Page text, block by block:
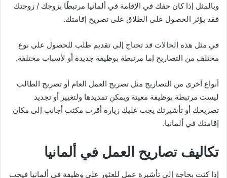
وبالمثل إذا كان حقك في الإقامة في ألمانيا مرتبطًا بزوجك / زوجتك
فقد يؤثر الحصول على الطلاق على تصريح إقامتك.
في مثل هذه الحالات قد تحتاج إلى تقديم طلب للحصول على نوع
مختلف من التصاريح إما مرتبطة بوظيفة جديدة أو لأسباب مختلفة.
أنواع أخرى من التصاريح مثل تصريح العمل العام أو تصريح الطالب
ليست مرتبطة بوظيفة معينة ويمكن تمديدها ولتغيير أو تجديد
تصريحك أو تأشيرتك يجب عليك زيارة أقرب مكتب أجانب إلى مكان
إقامتك في ألمانيا.
تكاليف تصاريح العمل في ألمانيا
إذا كنت بحاجة إلى تأشيرة عمل للعثور على وظيفة في ألمانيا فيجب